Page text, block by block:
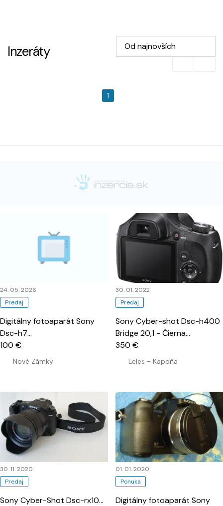
Inzeráty Od najnovších
1
Predaj
24. 05. 2026
Digitálny fotoaparát Sony
Dsc-h7…
Nové Zámky
100 €
Predaj
30. 01. 2022
Sony Cyber-shot Dsc-h400
Bridge 20,1 - Čierna…
Leles - Kapoňa
350 €
Predaj
30. 11. 2020
Sony Cyber-Shot Dsc-rx10…
Ponuka
01. 01. 2020
Digitálny fotoaparát Sony